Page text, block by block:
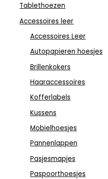
Tablethoezen
Accessoires leer
Accessoires Leer
Autopapieren hoesjes
Brillenkokers
Haaraccessoires
Kofferlabels
Kussens
Mobielhoesjes
Pannenlappen
Pasjesmapjes
Paspoorthoesjes